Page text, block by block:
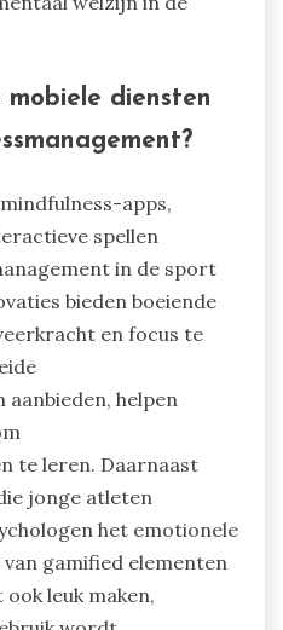
diensten
apps,
spellen
in de sport
bieden boeiende
en focus te
aanbieden, helpen
te leren. Daarnaast
jonge atleten
het emotionele
gamified elementen
leuk maken,